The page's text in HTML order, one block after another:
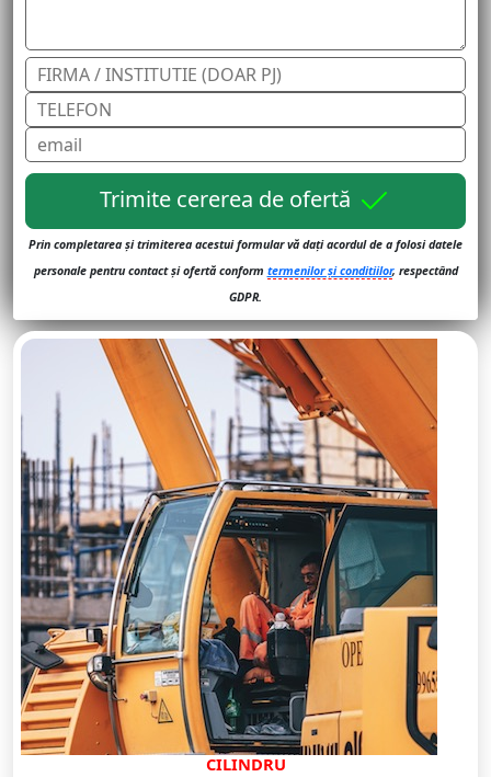
Trimite cererea de ofertă
Prin completarea și trimiterea acestui formular vă dați acordul de a folosi datele
personale pentru contact și ofertă conform termenilor și conditiilor, respectând
GDPR.
CILINDRU